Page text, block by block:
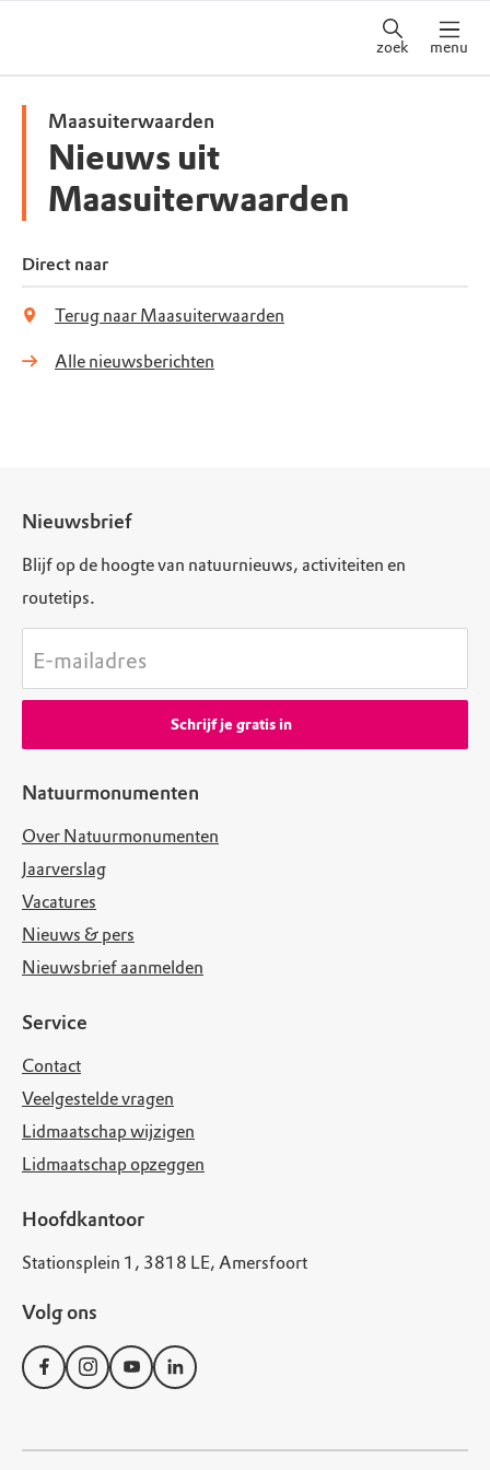
zoek menu
Maasuiterwaarden
Nieuws uit
Maasuiterwaarden
Direct naar
Terug naar Maasuiterwaarden
Alle nieuwsberichten
Natuurmonumenten
Over Natuurmonumenten
Jaarverslag
Vacatures
Nieuws & pers
Nieuwsbrief aanmelden
Service
Contact
Veelgestelde vragen
Lidmaatschap wijzigen
Lidmaatschap opzeggen
Hoofdkantoor
Stationsplein 1, 3818 LE, Amersfoort
Volg ons
Nieuwsbrief
Blijf op de hoogte van natuurnieuws, activiteiten en
routetips.
E-mailadres
Schrijf je gratis in